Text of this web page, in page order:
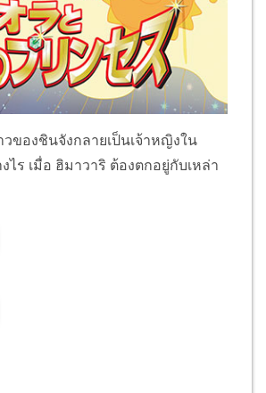
วของชินจังกลายเป็นเจ้าหญิงใน
ร เมื่อ ฮิมาวาริ ต้องตกอยู่กับเหล่า